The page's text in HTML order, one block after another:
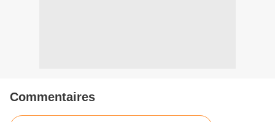
Commentaires